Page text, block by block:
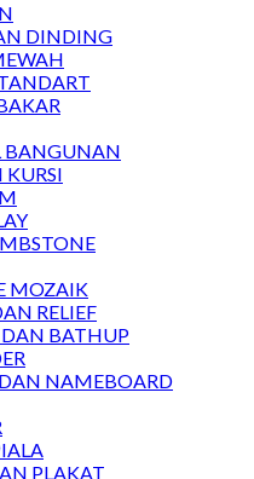
DINDING
BANGUNAN
MOZAIK
RELIEF
DAN BATHUP
NAMEBOARD
PLAKAT